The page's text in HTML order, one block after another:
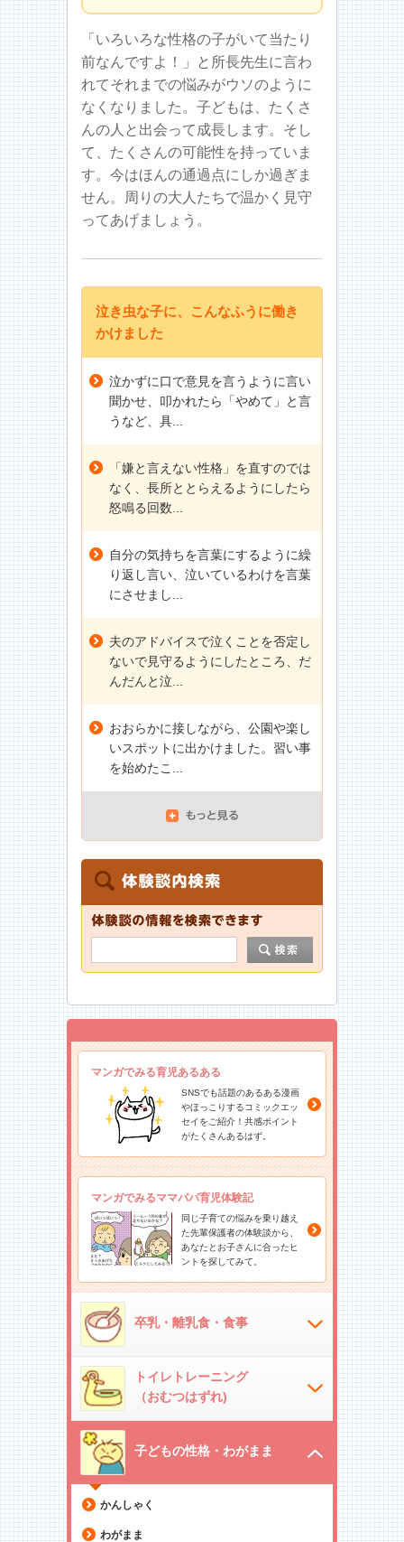
「いろいろな性格の子がいて当たり
前なんですよ！」と所長先生に言わ
れてそれまでの悩みがウソのように
なくなりました。子どもは、たくさ
んの人と出会って成長します。そし
て、たくさんの可能性を持っていま
す。今はほんの通過点にしか過ぎま
せん。周りの大人たちで温かく見守
ってあげましょう。
泣き虫な子に、こんなふうに働き
かけました
泣かずに口で意見を言うように言い
聞かせ、叩かれたら「やめて」と言
うなど、具...
「嫌と言えない性格」を直すのでは
なく、長所ととらえるようにしたら
怒鳴る回数...
自分の気持ちを言葉にするように繰
り返し言い、泣いているわけを言葉
にさせまし...
夫のアドバイスで泣くことを否定し
ないで見守るようにしたところ、だ
んだんと泣...
おおらかに接しながら、公園や楽し
いスポットに出かけました。習い事
を始めたこ...
マンガでみる育児あるある
SNSでも話題のあるある漫画
やほっこりするコミックエッ
セイをご紹介！共感ポイント
がたくさんあるはず。
マンガでみるママパパ育児体験記
同じ子育ての悩みを乗り越え
た先輩保護者の体験談から、
あなたとお子さんに合ったヒ
ントを探してみて。
卒乳・離乳食・食事
トイレトレーニング
（おむつはずれ)
子どもの性格・わがまま
かんしゃく
わがまま